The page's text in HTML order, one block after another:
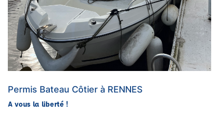
Permis Bateau Côtier à RENNES
A vous la liberté !